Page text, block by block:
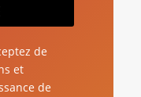
de
et
de